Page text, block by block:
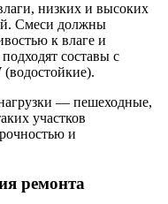
низких и высоких
Смеси должны
к влаге и
составы с
— пешеходные,
участков
и
ремонта